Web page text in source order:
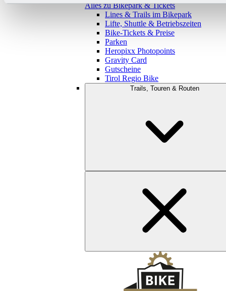
Alles zu Bikepark & Tickets
Lines & Trails im Bikepark
Lifte, Shuttle & Betriebszeiten
Bike-Tickets & Preise
Parken
Heropixx Photopoints
Gravity Card
Gutscheine
Tirol Regio Bike
Trails, Touren & Routen